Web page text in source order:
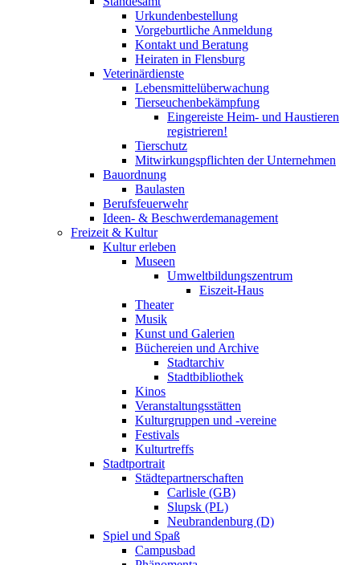
Urkundenbestellung
Vorgeburtliche Anmeldung
Kontakt und Beratung
Heiraten in Flensburg
Veterinärdienste
Lebensmittelüberwachung
Tierseuchenbekämpfung
Eingereiste Heim- und Haustieren
registrieren!
Tierschutz
Mitwirkungspflichten der Unternehmen
Bauordnung
Baulasten
Berufsfeuerwehr
Ideen- & Beschwerdemanagement
Freizeit & Kultur
Kultur erleben
Museen
Umweltbildungszentrum
Eiszeit-Haus
Theater
Musik
Kunst und Galerien
Büchereien und Archive
Stadtarchiv
Stadtbibliothek
Kinos
Veranstaltungsstätten
Kulturgruppen und -vereine
Festivals
Kulturtreffs
Stadtportrait
Städtepartnerschaften
Carlisle (GB)
Slupsk (PL)
Neubrandenburg (D)
Spiel und Spaß
Campusbad